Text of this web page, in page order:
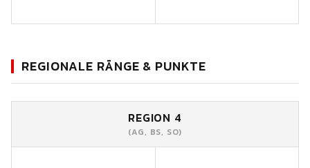
REGIONALE RÄNGE & PUNKTE
REGION 4
(AG, BS, SO)